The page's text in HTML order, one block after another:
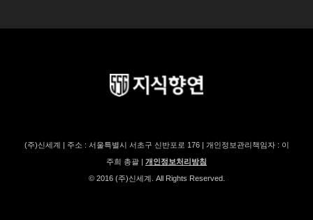
(주)신세계 | 주소 : 서울특별시 서초구 신반포로 176 | 개인정보관리책임자 : 이
주희 총괄 | 개인정보처리방침